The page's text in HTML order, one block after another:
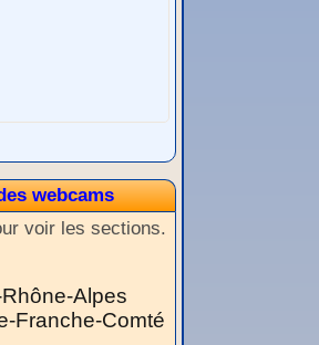
webcams
voir les sections.
Alpes
Franche-Comté